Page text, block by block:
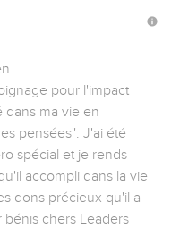
pour l'impact
dans ma vie en
pensées". J'ai été
spécial et je rends
accompli dans la vie
dons précieux qu'il a
chers Leaders